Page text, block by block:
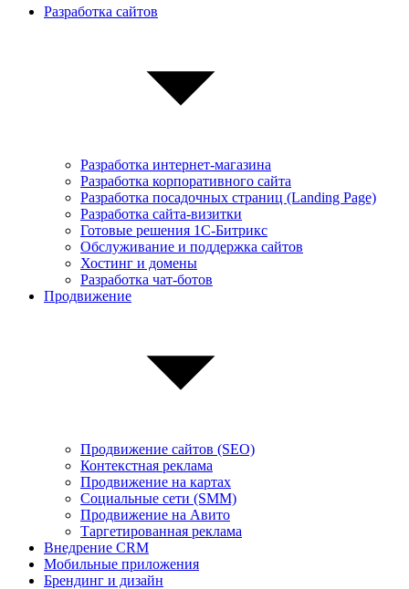
Разработка сайтов
Разработка интернет-магазина
Разработка корпоративного сайта
Разработка посадочных страниц (Landing Page)
Разработка сайта-визитки
Готовые решения 1С-Битрикс
Обслуживание и поддержка сайтов
Хостинг и домены
Разработка чат-ботов
Продвижение
Продвижение сайтов (SEO)
Контекстная реклама
Продвижение на картах
Социальные сети (SMM)
Продвижение на Авито
Таргетированная реклама
Внедрение CRM
Мобильные приложения
Брендинг и дизайн